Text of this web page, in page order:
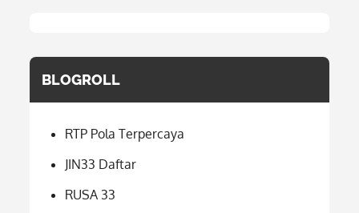
BLOGROLL
RTP Pola Terpercaya
JIN33 Daftar
RUSA 33